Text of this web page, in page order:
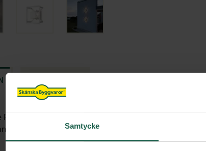
Samtycke
Ram LED 3W är en stilren fasadbelysning med
eleganta skärm skapar ett vackert ljussken på